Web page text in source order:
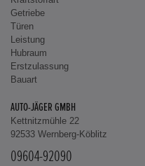
Getriebe
Türen
Leistung
Hubraum
Erstzulassung
Bauart
AUTO-JÄGER GMBH
Kettnitzmühle 22
92533 Wernberg-Köblitz
09604-92090